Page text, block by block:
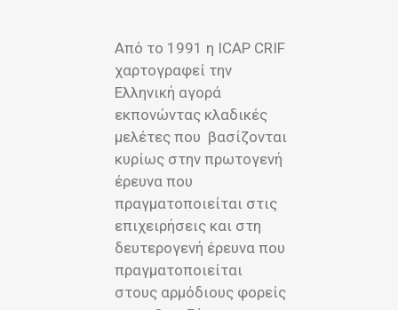
Από το 1991 η ICAP CRIF
χαρτογραφεί την
Ελληνική αγορά
εκπονώντας κλαδικές
μελέτες που βασίζονται
κυρίως στην πρωτογενή
έρευνα που
πραγματοποιείται στις
επιχειρήσεις και στη
δευτερογενή έρευνα που
πραγματοποιείται
στους αρμόδιους φορείς